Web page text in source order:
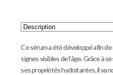
Ce sérum a été développé afin
signes visibles de l’âge. Grâce à
ses propriétés hydratantes, il va